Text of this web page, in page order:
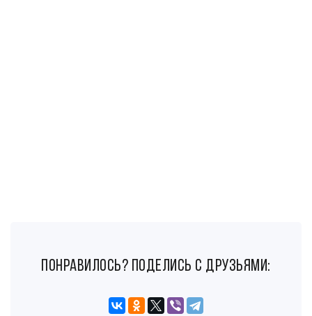
понравилось? поделись с друзьями: